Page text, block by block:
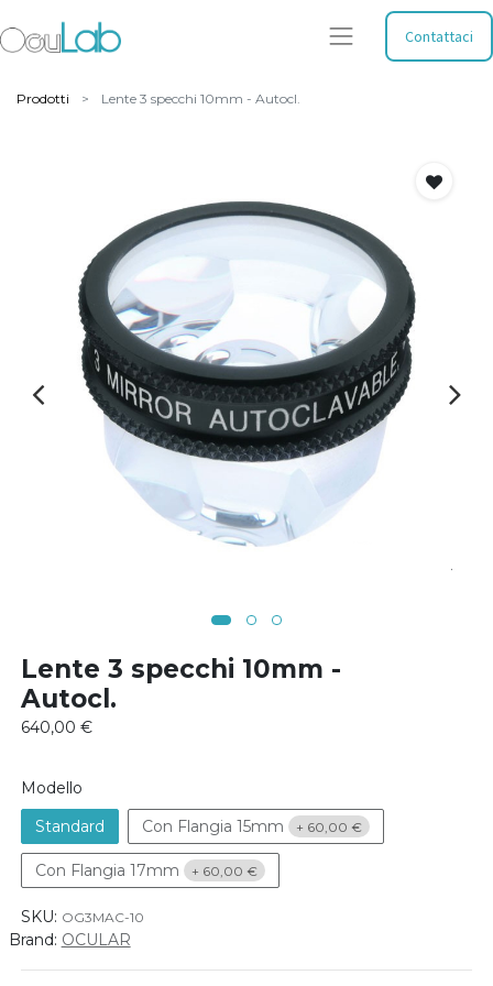
Contattaci
Prodotti Lente 3 specchi 10mm - Autocl.
Lente 3 specchi 10mm -
Autocl.
640,00 €
Modello
Standard
Con Flangia 15mm + 60,00 €
Con Flangia 17mm + 60,00 €
SKU: OG3MAC-10
Brand: OCULAR